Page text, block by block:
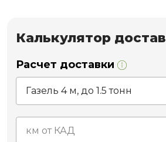
Калькулятор
Расчет доставки